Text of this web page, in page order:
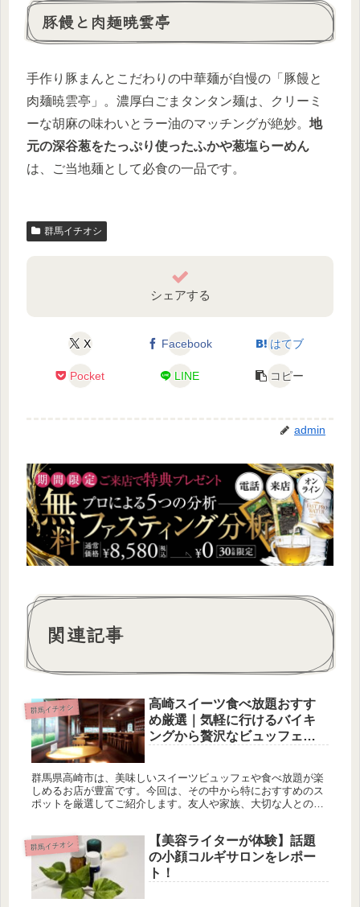
豚饅と肉麺暁雲亭
手作り豚まんとこだわりの中華麺が自慢の「豚饅と
肉麺暁雲亭」。濃厚白ごまタンタン麺は、クリーミ
ーな胡麻の味わいとラー油のマッチングが絶妙。 地
元の深谷葱をたっぷり使ったふかや葱塩らーめん
は、ご当地麺として必食の一品です。
群馬イチオシ
シェアする
X Facebook はてブ
Pocket LINE コピー
admin
関連記事
群馬イチオシ
高崎スイーツ食べ放題おすす
め厳選｜気軽に行けるバイキ
ングから贅沢なビュッフェま
群馬県高崎市は、美味しいスイーツビュッフェや食べ放題が楽
しめるお店が豊富です。今回は、その中から特におすすめのス
ポットを厳選してご紹介します。友人や家族、大切な人との時
群馬イチオシ
【美容ライターが体験】話題
の小顔コルギサロンをレポー
ト！